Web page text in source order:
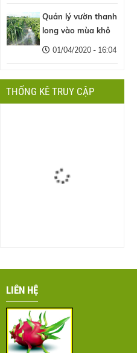
Quản lý vườn thanh
long vào mùa khô
01/04/2020 - 16:04
THỐNG KÊ TRUY CẬP
LIÊN HỆ